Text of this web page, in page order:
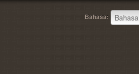
Bahasa: